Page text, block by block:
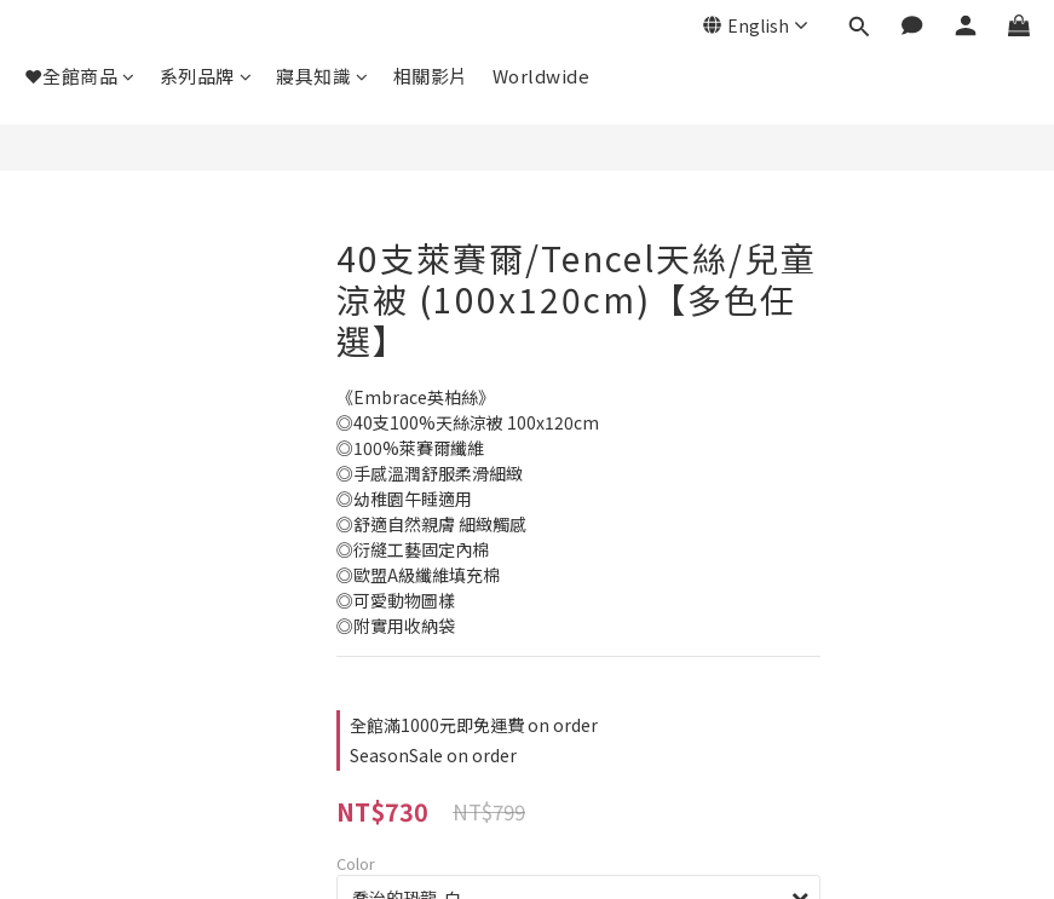
English
❤全館商品 系列品牌 寢具知識 相關影片 Worldwide
40支萊賽爾/Tencel天絲/兒童
涼被 (100x120cm)【多色任
選】
《Embrace英柏絲》
◎40支100%天絲涼被 100x120cm
◎100%萊賽爾纖維
◎手感溫潤舒服柔滑細緻
◎幼稚園午睡適用
◎舒適自然親膚 細緻觸感
◎衍縫工藝固定內棉
◎歐盟A級纖維填充棉
◎可愛動物圖樣
◎附實用收納袋
全館滿1000元即免運費 on order
SeasonSale on order
NT$730 NT$799
Color